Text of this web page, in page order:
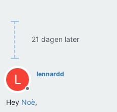
21 dagen later
L
Offline
lennardd
Hey Noè,